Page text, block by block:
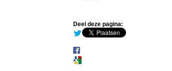
Deel deze pagina: